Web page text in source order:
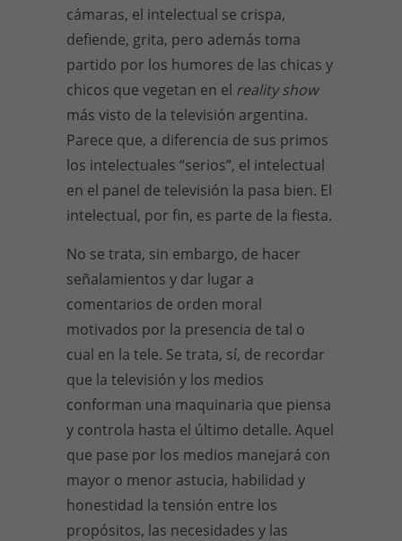
cámaras, el intelectual se crispa,
defiende, grita, pero además toma
partido por los humores de las chicas y
chicos que vegetan en el reality show
más visto de la televisión argentina.
Parece que, a diferencia de sus primos
los intelectuales “serios”, el intelectual
en el panel de televisión la pasa bien. El
intelectual, por fin, es parte de la fiesta.
No se trata, sin embargo, de hacer
señalamientos y dar lugar a
comentarios de orden moral
motivados por la presencia de tal o
cual en la tele. Se trata, sí, de recordar
que la televisión y los medios
conforman una maquinaria que piensa
y controla hasta el último detalle. Aquel
que pase por los medios manejará con
mayor o menor astucia, habilidad y
honestidad la tensión entre los
propósitos, las necesidades y las